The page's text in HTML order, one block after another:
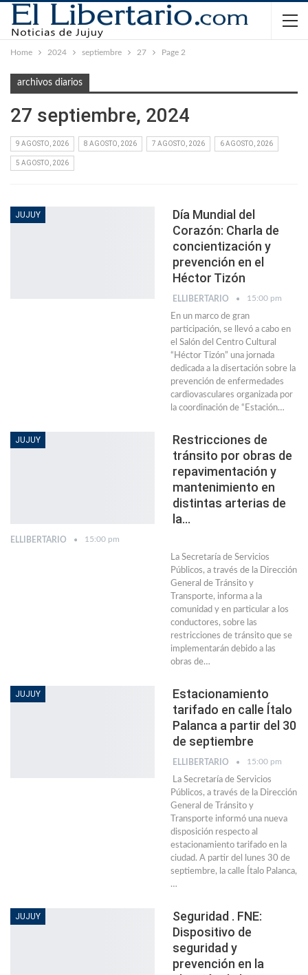
Home 2024 septiembre 27 Page 2
archivos diarios
27 septiembre, 2024
9 AGOSTO, 2026 8 AGOSTO, 2026 7 AGOSTO, 2026 6 AGOSTO, 2026
5 AGOSTO, 2026
JUJUY
Día Mundial del
Corazón: Charla de
concientización y
prevención en el
Héctor Tizón
ELLIBERTARIO 15:00 pm
En un marco de gran
participación, se llevó a cabo en
el Salón del Centro Cultural
“Héctor Tizón” una jornada
dedicada a la disertación sobre la
prevención de enfermedades
cardiovasculares organizada por
la coordinación de “Estación…
JUJUY
Restricciones de
tránsito por obras de
repavimentación y
mantenimiento en
distintas arterias de
la…
ELLIBERTARIO 15:00 pm
La Secretaría de Servicios
Públicos, a través de la Dirección
General de Tránsito y
Transporte, informa a la
comunidad y en particular a los
conductores, sobre las
restricciones de tránsito que se
implementarán debido a las
obras de…
JUJUY
Estacionamiento
tarifado en calle Ítalo
Palanca a partir del 30
de septiembre
ELLIBERTARIO 15:00 pm
La Secretaría de Servicios
Públicos, a través de la Dirección
General de Tránsito y
Transporte informó una nueva
disposición respecto al
estacionamiento tarifado en la
ciudad. A partir del lunes 30 de
septiembre, la calle Ítalo Palanca,
…
JUJUY
Seguridad . FNE:
Dispositivo de
seguridad y
prevención en la